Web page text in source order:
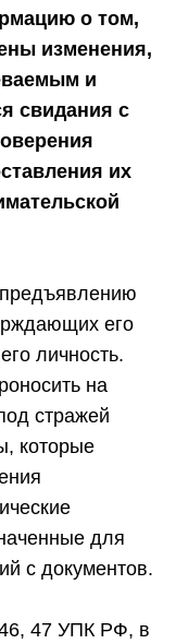
о том,
изменения,
и
свидания с
их
его
личность.
на
стражей
которые
для
с документов.
46, 47 УПК РФ, в